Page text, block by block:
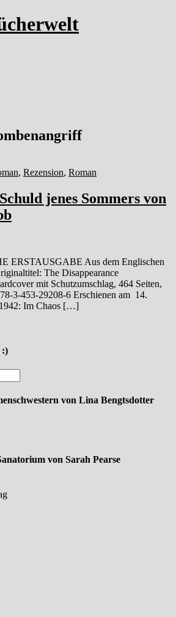
, Rezension, Roman
jenes Sommers von
Aus dem Englischen
The Disappearance
mit Schutzumschlag, 464 Seiten,
3-453-29208-6 Erschienen am 14.
Im Chaos […]
:)
von Lina Bengtsdotter
von Sarah Pearse